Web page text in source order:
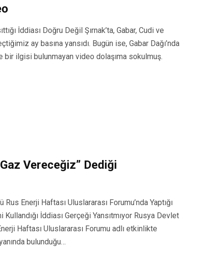
İddiası Doğru Değil Şırnak’ta, Gabar, Cudi ve
ay basına yansıdı. Bugün ise, Gabar Dağı’nda
ilgisi bulunmayan video dolaşıma sokulmuş.
Vereceğiz” Dediği
Enerji Haftası Uluslararası Forumu’nda Yaptığı
İddiası Gerçeği Yansıtmıyor Rusya Devlet
Haftası Uluslararası Forumu adlı etkinlikte
bulunduğu…